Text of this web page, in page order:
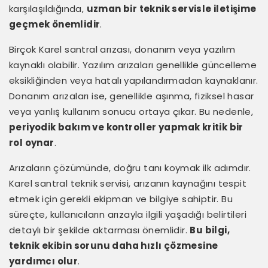
karşılaşıldığında, uzman bir teknik servisle iletişime
geçmek önemlidir.
Birçok Karel santral arızası, donanım veya yazılım
kaynaklı olabilir. Yazılım arızaları genellikle güncelleme
eksikliğinden veya hatalı yapılandırmadan kaynaklanır.
Donanım arızaları ise, genellikle aşınma, fiziksel hasar
veya yanlış kullanım sonucu ortaya çıkar. Bu nedenle,
periyodik bakım ve kontroller yapmak kritik bir
rol oynar.
Arızaların çözümünde, doğru tanı koymak ilk adımdır.
Karel santral teknik servisi, arızanın kaynağını tespit
etmek için gerekli ekipman ve bilgiye sahiptir. Bu
süreçte, kullanıcıların arızayla ilgili yaşadığı belirtileri
detaylı bir şekilde aktarması önemlidir. Bu bilgi,
teknik ekibin sorunu daha hızlı çözmesine
yardımcı olur.